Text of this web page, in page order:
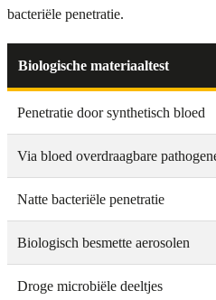
bacteriële penetratie.
Biologische materiaaltest
Penetratie door synthetisch bloed
Via bloed overdraagbare
Natte bacteriële penetratie
Biologisch besmette aerosolen
Droge microbiële deeltjes